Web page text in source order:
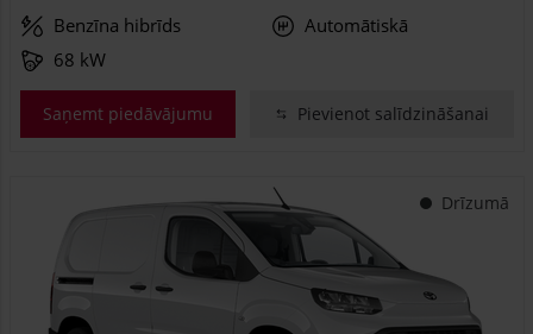
Benzīna hibrīds
Automātiskā
68 kW
Saņemt piedāvājumu Pievienot salīdzināšanai
Drīzumā